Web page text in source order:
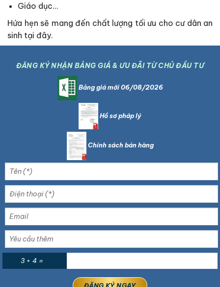
Giáo dục…
Hứa hẹn sẽ mang đến chất lượng tối ưu cho cư dân an
sinh tại đây.
ĐĂNG KÝ NHẬN BẢNG GIÁ & ƯU ĐÃI TỪ CHỦ ĐẦU TƯ
Bảng giá mới 06/08/2026
Hồ sơ pháp lý
Chính sách bán hàng
3 + 4 =